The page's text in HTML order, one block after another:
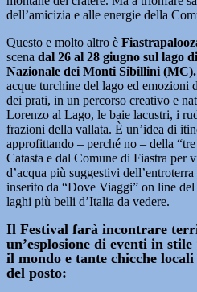
dell’amicizia e alle energie della
Questo e molto altro è
scena dal 26 al 28 giugno sul lago
Nazionale dei Monti Sibillini (MC).
acque turchine del lago ed emozioni
dei prati, in un percorso creativo e
Lorenzo al Lago, le baie lacustri, i
frazioni della vallata. È un’idea di
approfittando – perché no – della
Catasta e dal Comune di Fiastra per
d’acqua più suggestivi
inserito da “Dove Viaggi” on line
laghi più belli d’Italia da vedere.
Il Festival farà incontrare
un’esplosione di eventi in
il mondo e tante chicche
del posto: